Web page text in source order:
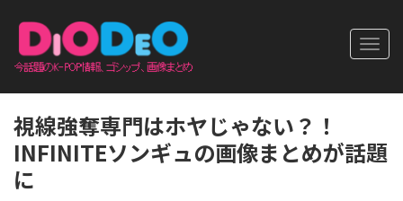
視線強奪専門はホヤじゃない？！
INFINITEソンギュの画像まとめが話題
に